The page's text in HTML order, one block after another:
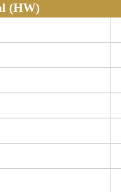
(HW)